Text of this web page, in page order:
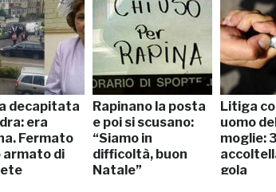
decapitata
era
Fermato
armato di
Rapinano la posta
e poi si scusano:
“Siamo in
difficoltà, buon
Natale”
Litiga
uomo
moglie:
gola